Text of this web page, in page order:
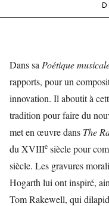
Dans sa Poétique
rapports, pour un
innovation. Il aboutit à
tradition pour faire du
met en œuvre dans The
du XVIIIe siècle pour
siècle. Les gravures
Hogarth lui ont inspiré,
Tom Rakewell, qui